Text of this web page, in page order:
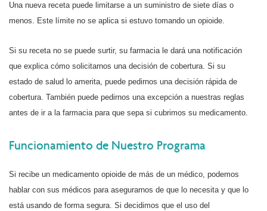
Una nueva receta puede limitarse a un suministro de siete días o
menos. Este límite no se aplica si estuvo tomando un opioide.
Si su receta no se puede surtir, su farmacia le dará una notificación
que explica cómo solicitarnos una decisión de cobertura. Si su
estado de salud lo amerita, puede pedirnos una decisión rápida de
cobertura. También puede pedirnos una excepción a nuestras reglas
antes de ir a la farmacia para que sepa si cubrimos su medicamento.
Funcionamiento de Nuestro Programa
Si recibe un medicamento opioide de más de un médico, podemos
hablar con sus médicos para asegurarnos de que lo necesita y que lo
está usando de forma segura. Si decidimos que el uso del